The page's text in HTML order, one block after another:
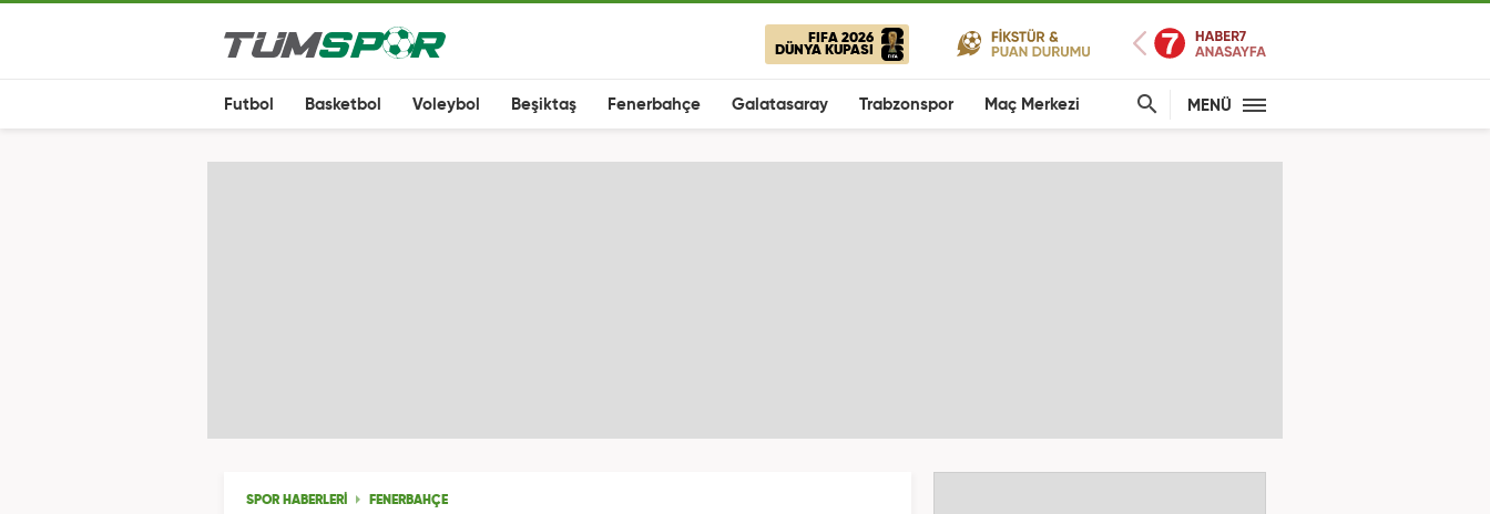
FIFA 2026
DÜNYA KUPASI
Futbol Basketbol Voleybol Beşiktaş Fenerbahçe Galatasaray Trabzonspor Maç Merkezi MENÜ
SPOR HABERLERİ FENERBAHÇE